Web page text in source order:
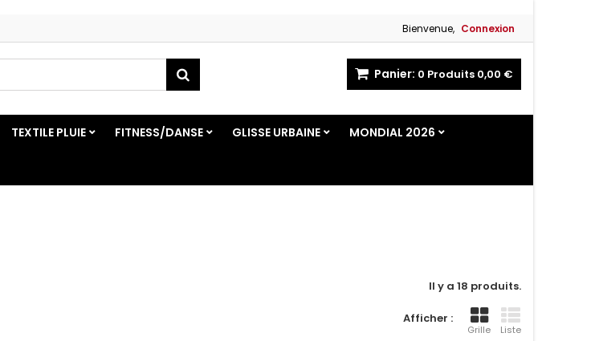
Bienvenue, Connexion
Panier: 0 Produits 0,00 €
TEXTILE PLUIE FITNESS/DANSE GLISSE URBAINE MONDIAL 2026
Il y a 18 produits.
Afficher :
Grille Liste